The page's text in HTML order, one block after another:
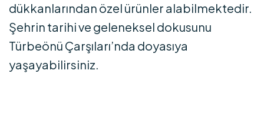
dükkanlarından özel ürünler alabilmektedir.
Şehrin tarihi ve geleneksel dokusunu
Türbeönü Çarşıları’nda doyasıya
yaşayabilirsiniz.